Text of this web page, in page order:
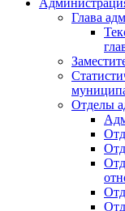
Глава
Отделы